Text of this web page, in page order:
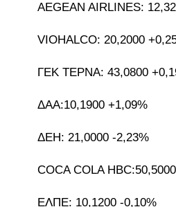
AEGEAN AIRLINES:
VIOHALCO: 20,2000
ΓΕΚ ΤΕΡΝΑ: 43,0800
ΔΑΑ:10,1900 +1,09%
ΔΕΗ: 21,0000 -2,23%
COCA COLA
ΕΛΠΕ: 10,1200 -0,10%